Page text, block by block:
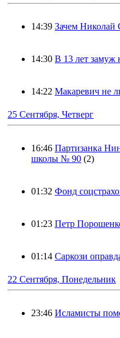
14:39 Зачем Николай
14:30 В 13 лет замуж
14:22 Макаревич не
25 Сентября, Четверг
16:46 Партизанка
школы № 90 (2)
01:32 Фонд
01:23 Петр
01:14 Саркози
22 Сентября, Понедельник
23:46 Исламисты